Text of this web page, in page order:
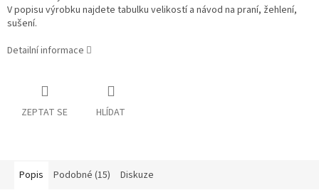
V popisu výrobku najdete tabulku velikostí a návod na praní, žehlení,
sušení.
Detailní informace
ZEPTAT SE HLÍDAT
Popis Podobné (15) Diskuze